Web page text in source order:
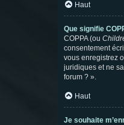
Haut
Que signifie
COPPA (ou
consentement
vous enregistrez
juridiques et ne
forum ? ».
Haut
Je souhaite